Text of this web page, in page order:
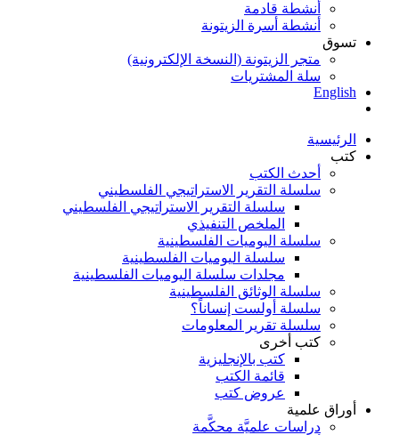
أنشطة قادمة
أنشطة أسرة الزيتونة
تسوق
متجر الزيتونة (النسخة الإلكترونية)
سلة المشتريات
English
الرئيسية
كتب
أحدث الكتب
سلسلة التقرير الاستراتيجي الفلسطيني
سلسلة التقرير الاستراتيجي الفلسطيني
الملخص التنفيذي
سلسلة اليوميات الفلسطينية
سلسلة اليوميات الفلسطينية
مجلدات سلسلة اليوميات الفلسطينية
سلسلة الوثائق الفلسطينية
سلسلة أولست إنساناً؟
سلسلة تقرير المعلومات
كتب أخرى
كتب بالإنجليزية
قائمة الكتب
عروض كتب
أوراق علمية
دراسات علميَّة محكَّمة